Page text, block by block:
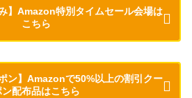
】Amazon特別タイムセール会場は
こちら
ン】Amazonで50%以上の割引クー
ン配布品はこちら